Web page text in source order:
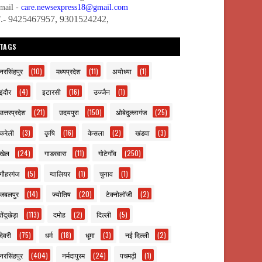
- care.newsexpress18@gmail.com
9425467957, 9301524242,
(10) मध्यप्रदेश (11) अयोध्या (1)
(4) इटारसी (16) उज्जैन (1)
(21) उदयपुरा (150) ओबेदुल्लागंज (25)
(3) कृषि (16) केसला (2) खंडवा (3)
(24) गाडरवारा (11) गोटेगाँव (250)
(5) ग्वालियर (1) चुनाव (1)
(14) ज्योतिष (20) टेक्नोलॉजी (2)
(113) दमोह (2) दिल्ली (5)
(75) धर्म (18) धूमा (3) नई दिल्ली (2)
(404) नर्मदापुरम (24) पचमढ़ी (1)